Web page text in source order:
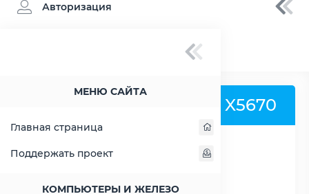
Авторизация
МЕНЮ САЙТА
Главная страница
Поддержать проект
КОМПЬЮТЕРЫ И ЖЕЛЕЗО
» Процессор Intel Xeon X5670 -
Процессор Intel Xeon X5670
РАСШИРИТЬ СЛЕВА